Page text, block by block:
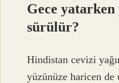
Gece yatarken
sürülür?
Hindistan cevizi
yüzünüze haricen